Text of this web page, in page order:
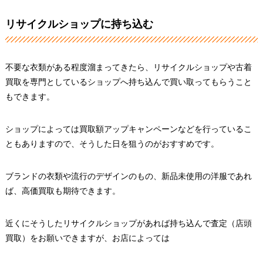
リサイクルショップに持ち込む
不要な衣類がある程度溜まってきたら、リサイクルショップや古着
買取を専門としているショップへ持ち込んで買い取ってもらうこと
もできます。
ショップによっては買取額アップキャンペーンなどを行っているこ
ともありますので、そうした日を狙うのがおすすめです。
ブランドの衣類や流行のデザインのもの、新品未使用の洋服であれ
ば、高価買取も期待できます。
近くにそうしたリサイクルショップがあれば持ち込んで査定（店頭
買取）をお願いできますが、お店によっては